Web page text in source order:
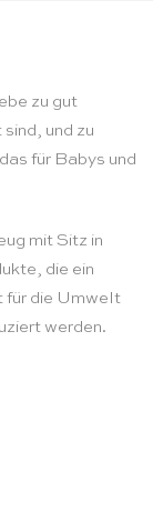
zu gut
und zu
für Babys und
mit Sitz in
die ein
für die Umwelt
werden.